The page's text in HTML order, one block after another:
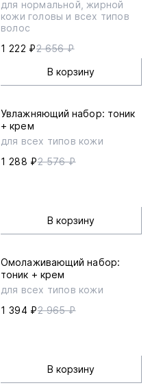
для нормальной, жирной
кожи головы и всех типов
волос
1 222 ₽2 656 ₽
В корзину
Увлажняющий набор: тоник
+ крем
для всех типов кожи
1 288 ₽2 576 ₽
В корзину
Омолаживающий набор:
тоник + крем
для всех типов кожи
1 394 ₽2 965 ₽
В корзину